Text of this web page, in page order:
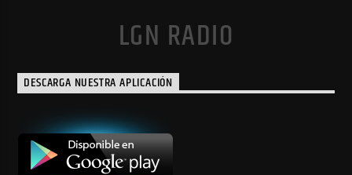
LGN RADIO
DESCARGA NUESTRA APLICACIÓN